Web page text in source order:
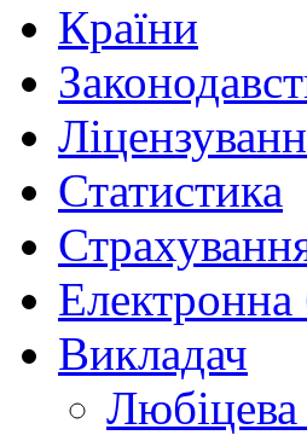
Країни
Статистика
Електронна
Викладач
Любіцева